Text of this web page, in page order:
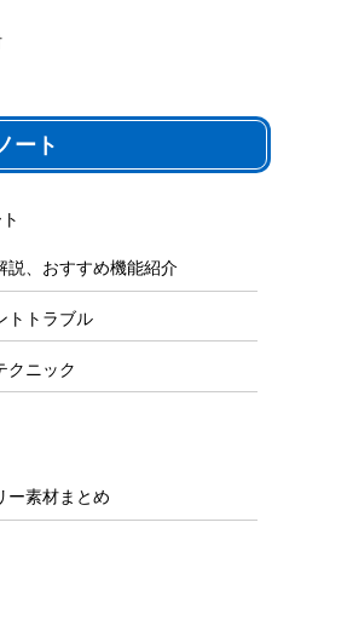
ート
説、おすすめ機能紹介
トトラブル
クニック
ー素材まとめ